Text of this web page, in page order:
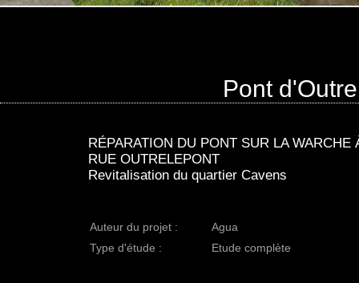
Pont
RÉPARATION DU PONT SUR LA WARCHE
RUE OUTRELEPONT
Revitalisation du quartier Cavens
Auteur du projet :
Agua
Type d'étude :
Etude complète